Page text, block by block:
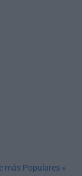
más Populares »